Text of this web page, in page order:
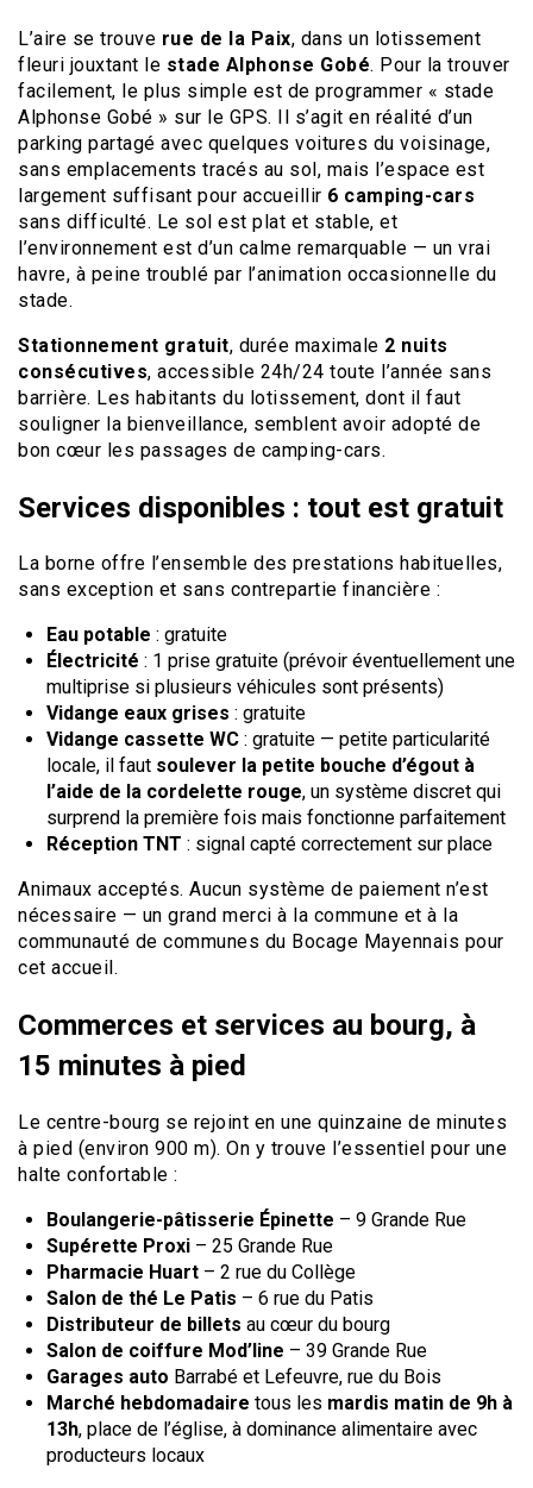
L’aire se trouve rue de la Paix, dans un lotissement
fleuri jouxtant le stade Alphonse Gobé. Pour la trouver
facilement, le plus simple est de programmer « stade
Alphonse Gobé » sur le GPS. Il s’agit en réalité d’un
parking partagé avec quelques voitures du voisinage,
sans emplacements tracés au sol, mais l’espace est
largement suffisant pour accueillir 6 camping-cars
sans difficulté. Le sol est plat et stable, et
l’environnement est d’un calme remarquable — un vrai
havre, à peine troublé par l’animation occasionnelle du
stade.
Stationnement gratuit, durée maximale 2 nuits
consécutives, accessible 24h/24 toute l’année sans
barrière. Les habitants du lotissement, dont il faut
souligner la bienveillance, semblent avoir adopté de
bon cœur les passages de camping-cars.
Services disponibles : tout est gratuit
La borne offre l’ensemble des prestations habituelles,
sans exception et sans contrepartie financière :
Eau potable : gratuite
Électricité : 1 prise gratuite (prévoir éventuellement une
multiprise si plusieurs véhicules sont présents)
Vidange eaux grises : gratuite
Vidange cassette WC : gratuite — petite particularité
locale, il faut soulever la petite bouche d’égout à
l’aide de la cordelette rouge, un système discret qui
surprend la première fois mais fonctionne parfaitement
Réception TNT : signal capté correctement sur place
Animaux acceptés. Aucun système de paiement n’est
nécessaire — un grand merci à la commune et à la
communauté de communes du Bocage Mayennais pour
cet accueil.
Commerces et services au bourg, à
15 minutes à pied
Le centre-bourg se rejoint en une quinzaine de minutes
à pied (environ 900 m). On y trouve l’essentiel pour une
halte confortable :
Boulangerie-pâtisserie Épinette – 9 Grande Rue
Supérette Proxi – 25 Grande Rue
Pharmacie Huart – 2 rue du Collège
Salon de thé Le Patis – 6 rue du Patis
Distributeur de billets au cœur du bourg
Salon de coiffure Mod’line – 39 Grande Rue
Garages auto Barrabé et Lefeuvre, rue du Bois
Marché hebdomadaire tous les mardis matin de 9h à
13h, place de l’église, à dominance alimentaire avec
producteurs locaux